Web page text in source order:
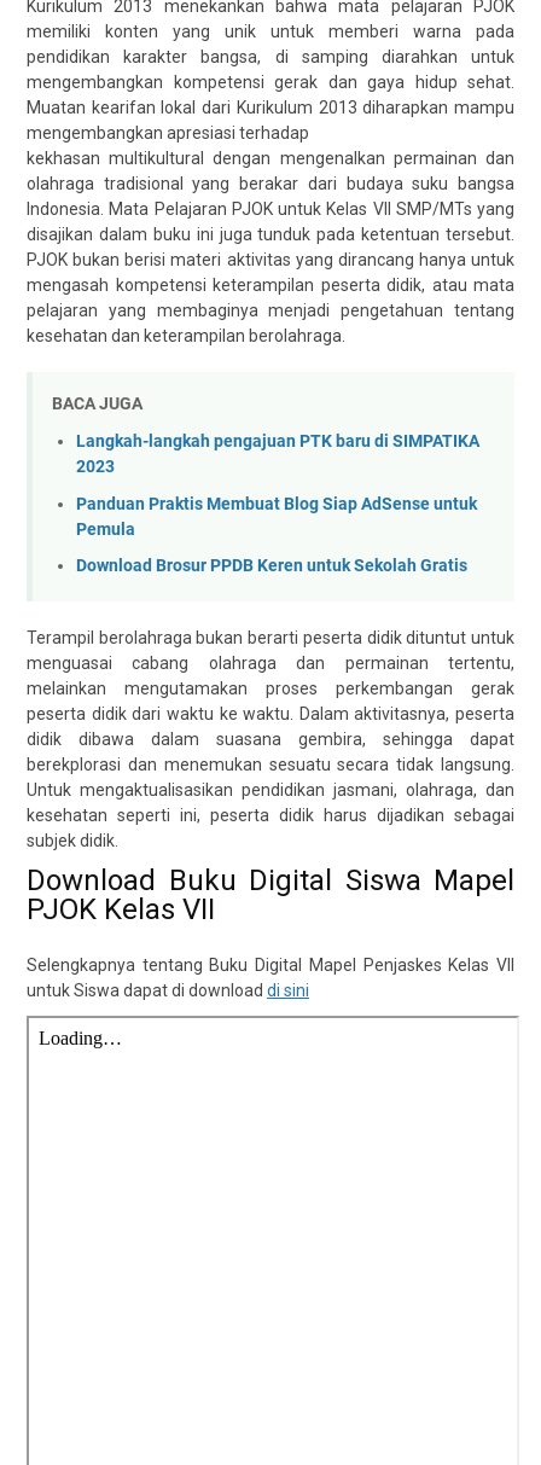
Kurikulum 2013 menekankan bahwa mata pelajaran PJOK
memiliki konten yang unik untuk memberi warna pada
pendidikan karakter bangsa, di samping diarahkan untuk
mengembangkan kompetensi gerak dan gaya hidup sehat.
Muatan kearifan lokal dari Kurikulum 2013 diharapkan mampu
mengembangkan apresiasi terhadap
kekhasan multikultural dengan mengenalkan permainan dan
olahraga tradisional yang berakar dari budaya suku bangsa
Indonesia. Mata Pelajaran PJOK untuk Kelas VII SMP/MTs yang
disajikan dalam buku ini juga tunduk pada ketentuan tersebut.
PJOK bukan berisi materi aktivitas yang dirancang hanya untuk
mengasah kompetensi keterampilan peserta didik, atau mata
pelajaran yang membaginya menjadi pengetahuan tentang
kesehatan dan keterampilan berolahraga.
BACA JUGA
Langkah-langkah pengajuan PTK baru di SIMPATIKA
2023
Panduan Praktis Membuat Blog Siap AdSense untuk
Pemula
Download Brosur PPDB Keren untuk Sekolah Gratis
Terampil berolahraga bukan berarti peserta didik dituntut untuk
menguasai cabang olahraga dan permainan tertentu,
melainkan mengutamakan proses perkembangan gerak
peserta didik dari waktu ke waktu. Dalam aktivitasnya, peserta
didik dibawa dalam suasana gembira, sehingga dapat
berekplorasi dan menemukan sesuatu secara tidak langsung.
Untuk mengaktualisasikan pendidikan jasmani, olahraga, dan
kesehatan seperti ini, peserta didik harus dijadikan sebagai
subjek didik.
Download Buku Digital Siswa Mapel
PJOK Kelas VII
Selengkapnya tentang Buku Digital Mapel Penjaskes Kelas VII
untuk Siswa dapat di download di sini